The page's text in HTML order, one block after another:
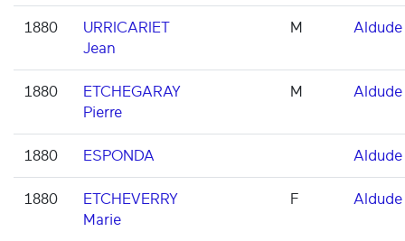
1880
URRICARIET
Jean
M Aldude
1880
ETCHEGARAY
Pierre
M Aldude
1880 ESPONDA Aldude
1880
ETCHEVERRY
Marie
F Aldude